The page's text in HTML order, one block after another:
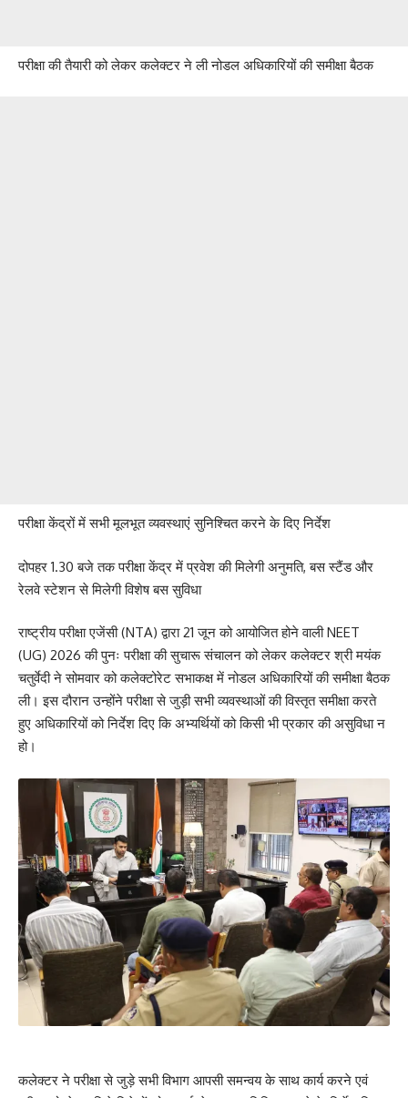
परीक्षा की तैयारी को लेकर कलेक्टर ने ली नोडल अधिकारियों की समीक्षा बैठक
परीक्षा केंद्रों में सभी मूलभूत व्यवस्थाएं सुनिश्चित करने के दिए निर्देश
दोपहर 1.30 बजे तक परीक्षा केंद्र में प्रवेश की मिलेगी अनुमति, बस स्टैंड और
रेलवे स्टेशन से मिलेगी विशेष बस सुविधा
राष्ट्रीय परीक्षा एजेंसी (NTA) द्वारा 21 जून को आयोजित होने वाली NEET
(UG) 2026 की पुनः परीक्षा की सुचारू संचालन को लेकर कलेक्टर श्री मयंक
चतुर्वेदी ने सोमवार को कलेक्टोरेट सभाकक्ष में नोडल अधिकारियों की समीक्षा बैठक
ली। इस दौरान उन्होंने परीक्षा से जुड़ी सभी व्यवस्थाओं की विस्तृत समीक्षा करते
हुए अधिकारियों को निर्देश दिए कि अभ्यर्थियों को किसी भी प्रकार की असुविधा न
हो।
कलेक्टर ने परीक्षा से जुड़े सभी विभाग आपसी समन्वय के साथ कार्य करने एवं